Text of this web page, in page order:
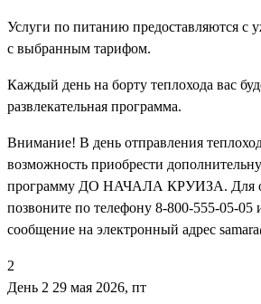
Услуги по питанию предоставляются с
с выбранным тарифом.
Каждый день на борту теплохода вас
развлекательная программа.
Внимание! В день отправления
возможность приобрести
программу ДО НАЧАЛА КРУИЗА. Для
позвоните по телефону 8-800-555-05-05
сообщение на электронный адрес
2
День 2 29 мая 2026, пт